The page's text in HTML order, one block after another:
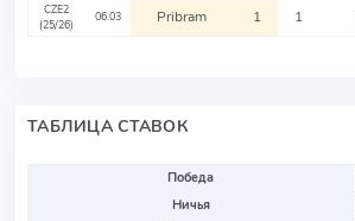
CZE2
(25/26)
06.03 Pribram 1 1
ТАБЛИЦА СТАВОК
Победа
Ничья